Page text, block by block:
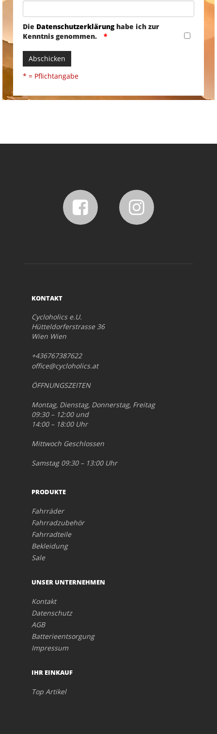
Die Datenschutzerklärunghabe ich zur
Kenntnis genommen.
Abschicken
* = Pflichtangabe
KONTAKT
Cycloholics e.U.
Hütteldorferstrasse 36
Wien Wien
+436767387622
office@cycloholics.at
ÖFFNUNGSZEITEN
Montag, Dienstag, Donnerstag, Freitag
09:30 – 12:00 und
14:00 – 18:00 Uhr
Mittwoch Geschlossen
Samstag 09:30 – 13:00 Uhr
PRODUKTE
Fahrräder
Fahrradzubehör
Fahrradteile
Bekleidung
Sale
UNSER UNTERNEHMEN
Kontakt
Datenschutz
AGB
Batterieentsorgung
Impressum
IHR EINKAUF
Top Artikel